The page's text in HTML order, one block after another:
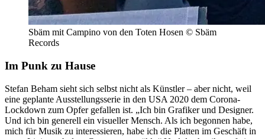
Sbäm mit Campino von den Toten Hosen © Sbäm
Records
Im Punk zu Hause
Stefan Beham sieht sich selbst nicht als Künstler – aber nicht, weil
eine geplante Ausstellungsserie in den USA 2020 dem Corona-
Lockdown zum Opfer gefallen ist. „Ich bin Grafiker und Designer.
Und ich bin generell ein visueller Mensch. Als ich begonnen habe,
mich für Musik zu interessieren, habe ich die Platten im Geschäft in